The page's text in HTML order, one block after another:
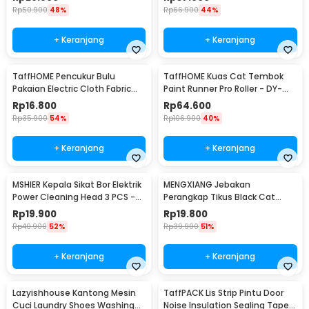
Rp50.900 48%
+ Keranjang
Rp66.900 44%
+ Keranjang
TaffHOME Pencukur Bulu
Pakaian Electric Cloth Fabric
Shaver - FL-188
Rp16.800
Rp35.900 54%
+ Keranjang
TaffHOME Kuas Cat Tembok
Paint Runner Pro Roller - DY-
526
Rp64.600
Rp106.900 40%
+ Keranjang
MSHIER Kepala Sikat Bor Elektrik
Power Cleaning Head 3 PCS -
DB003
Rp19.900
Rp40.900 52%
+ Keranjang
MENGXIANG Jebakan
Perangkap Tikus Black Cat
Mousetrap 2 PCS - JB56
Rp19.800
Rp39.900 51%
+ Keranjang
Lazyishhouse Kantong Mesin
Cuci Laundry Shoes Washing
TaffPACK Lis Strip Pintu Door
Noise Insulation Sealing Tape